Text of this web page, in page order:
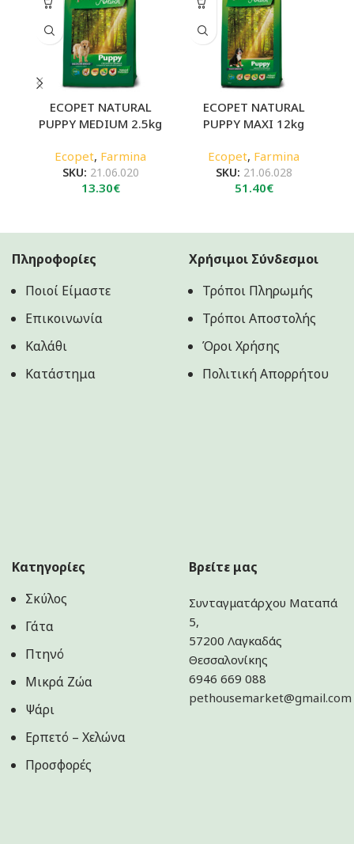
ECOPET NATURAL
PUPPY MEDIUM 2.5kg
Ecopet, Farmina
SKU: 21.06.020
13.30€
ECOPET NATURAL
PUPPY MAXI 12kg
Ecopet, Farmina
SKU: 21.06.028
51.40€
Πληροφορίες
Ποιοί Είμαστε
Επικοινωνία
Καλάθι
Κατάστημα
Χρήσιμοι Σύνδεσμοι
Τρόποι Πληρωμής
Τρόποι Αποστολής
Όροι Χρήσης
Πολιτική Aπορρήτου
Κατηγορίες
Σκύλος
Γάτα
Πτηνό
Μικρά Ζώα
Ψάρι
Ερπετό – Χελώνα
Προσφορές
Βρείτε μας
Συνταγματάρχου Ματαπά
5,
57200 Λαγκαδάς
Θεσσαλονίκης
6946 669 088
pethousemarket@gmail.com